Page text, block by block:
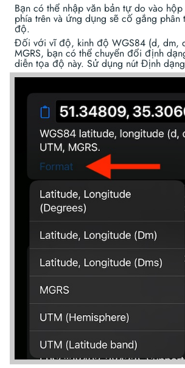
Bạn có thể nhập văn bản tự do vào
phía trên và ứng dụng sẽ cố gắng phân
độ.
Đối với vĩ độ, kinh độ WGS84 (d, dm,
MGRS, bạn có thể chuyển đổi định
diễn tọa độ này. Sử dụng nút Định